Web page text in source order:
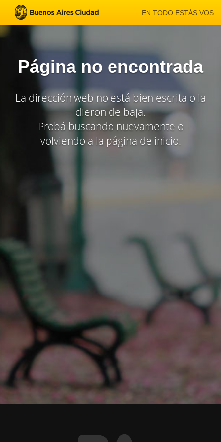
EN TODO ESTÁS VOS
Página no encontrada
La dirección web no está bien escrita o la
dieron de baja.
Probá buscando nuevamente o
volviendo a la página de inicio.